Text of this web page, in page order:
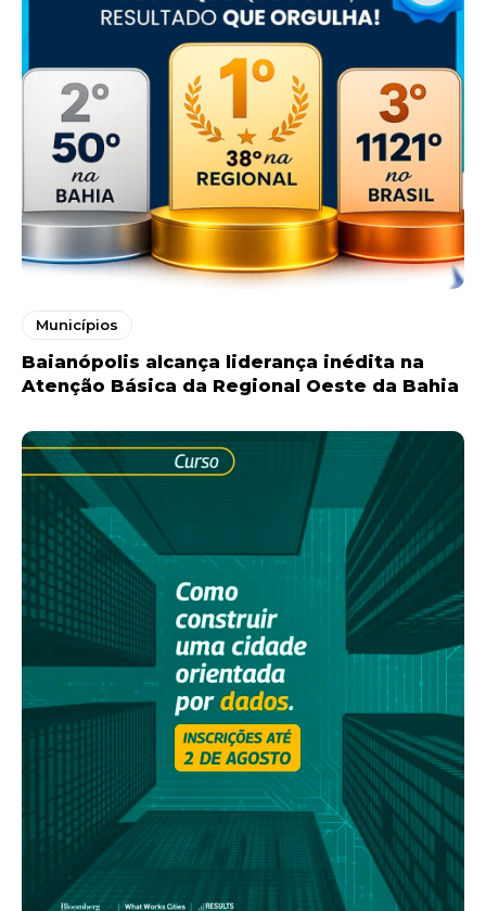
Municípios
Baianópolis alcança liderança inédita na
Atenção Básica da Regional Oeste da Bahia